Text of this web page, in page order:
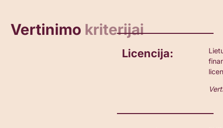
Vertinimo kriterijai
Licencija: